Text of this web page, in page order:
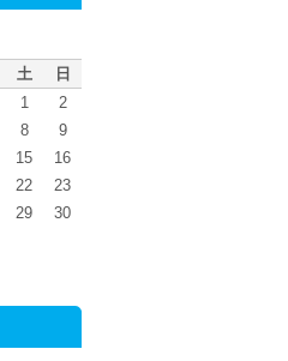
土
日
1
2
8
9
15
16
22
23
29
30